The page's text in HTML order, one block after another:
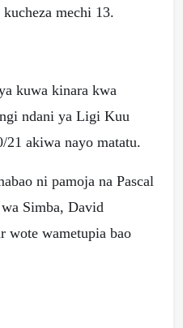
mechi 13.
kuwa kinara kwa
ndani ya Ligi Kuu
21 akiwa nayo matatu.
ni pamoja na Pascal
Simba, David
wote wametupia bao